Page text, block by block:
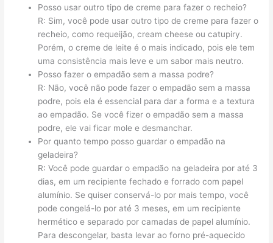
Posso usar outro tipo de creme para fazer o recheio?
R: Sim, você pode usar outro tipo de creme para fazer o
recheio, como requeijão, cream cheese ou catupiry.
Porém, o creme de leite é o mais indicado, pois ele tem
uma consistência mais leve e um sabor mais neutro.
Posso fazer o empadão sem a massa podre?
R: Não, você não pode fazer o empadão sem a massa
podre, pois ela é essencial para dar a forma e a textura
ao empadão. Se você fizer o empadão sem a massa
podre, ele vai ficar mole e desmanchar.
Por quanto tempo posso guardar o empadão na
geladeira?
R: Você pode guardar o empadão na geladeira por até 3
dias, em um recipiente fechado e forrado com papel
alumínio. Se quiser conservá-lo por mais tempo, você
pode congelá-lo por até 3 meses, em um recipiente
hermético e separado por camadas de papel alumínio.
Para descongelar, basta levar ao forno pré-aquecido